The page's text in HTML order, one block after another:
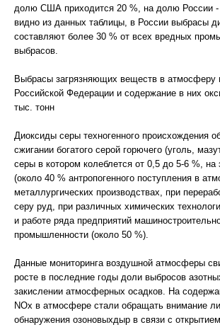
долю США приходится 20 %, на долю России -
видно из данных таблицы, в России выбрасы
составляют более 30 % от всех вредных
выбрасов.
Выбрасы загрязняющих веществ в атмосферу
Российской Федерации и содержание в них
тыс. тонн
Диоксиды серы техногенного происхождения
сжигании богатого серой горючего (уголь,
серы в котором колеблется от 0,5 до 5-6 %, на
(около 40 % антропогенного поступления в
металлургических производствах, при
серу руд, при различных химических
и работе ряда предприятий
промышленности (около 50 %).
Данные мониторинга воздушной атмосферы
росте в последние годы доли выбросов
закислении атмосферных осадков. На
NОх в атмосфере стали обращать внимание
обнаружения озоновыхдыр в связи с